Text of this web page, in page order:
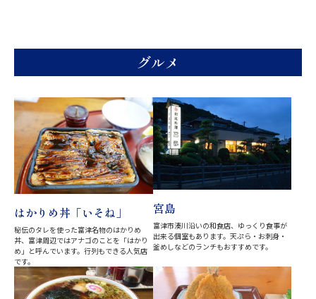
グルメ
はかりめ丼「いそね」
秘伝のタレを使った富津名物のはかりめ
丼、富津周辺ではアナゴのことを「はかり
め」と呼んでいます。行列もできる人気店
です。
宮島
富津市湊川沿いの和食店、ゆっくり食事が
出来る個室もあります。天ぷら・お刺身・
釜めしなどのランチもおすすめです。